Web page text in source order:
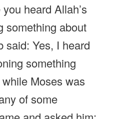
heard Allah’s
something about
said: Yes, I heard
something
Moses was
of some